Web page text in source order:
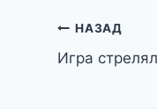
по
НАЗАД
Игра